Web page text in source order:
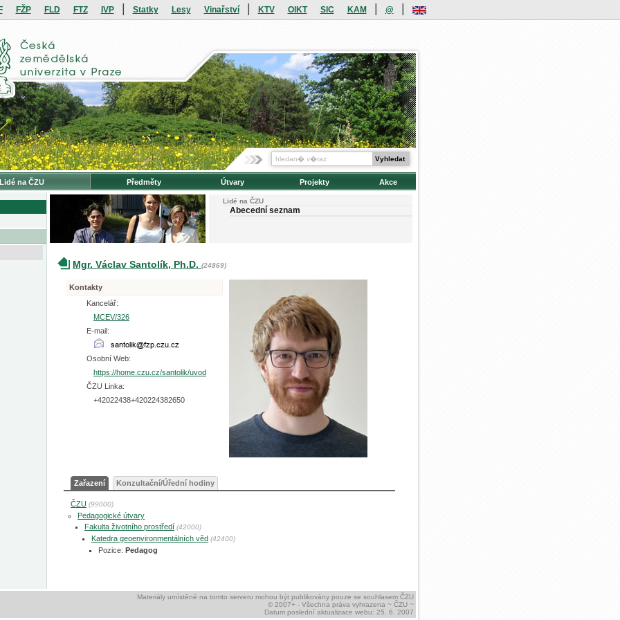
FŽP FLD FTZ IVP Statky Lesy Vinařství KTV OIKT SIC KAM @
Lidé na ČZU Předměty Útvary Projekty Akce
Lidé na ČZU
Abecední seznam
Mgr. Václav Santolík, Ph.D. (24869)
Kontakty
Kancelář:
MCEV/326
E-mail:
Osobní Web:
https://home.czu.cz/santolik/uvod
ČZU Linka:
+42022438+420224382650
Zařazení Konzultační/Úřední hodiny
ČZU (99000)
Pedagogické útvary
Fakulta životního prostředí (42000)
Katedra geoenvironmentálních věd (42400)
Pozice: Pedagog
Materiály umístěné na tomto serveru mohou být publikovány pouze se souhlasem ČZU
© 2007+ - Všechna práva vyhrazena ~ ČZU ~
Datum poslední aktualizace webu: 25. 6. 2007